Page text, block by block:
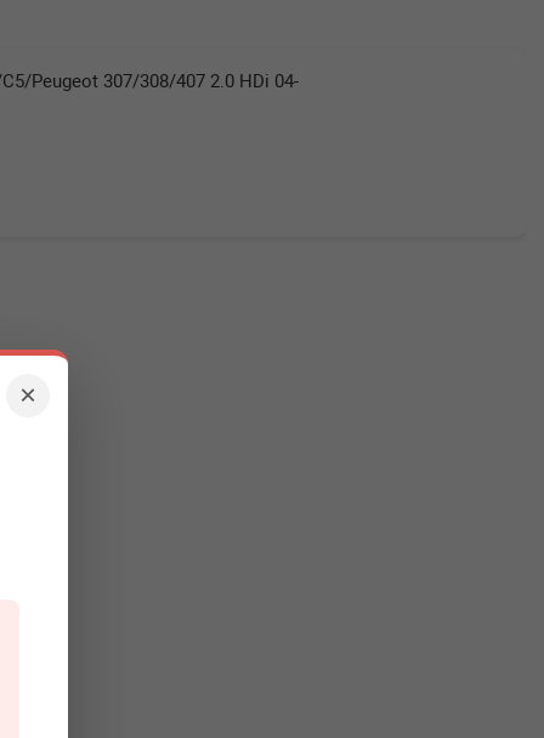
×
Peugeot 307/308/407 2.0 HDi 04-